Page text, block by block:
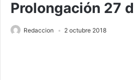
Prolongación 27
Redaccion 2 octubre 2018